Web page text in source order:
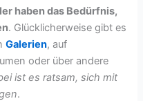
haben das Bedürfnis,
. Glücklicherweise gibt es
Galerien, auf
oder über andere
ist es ratsam, sich mit
.